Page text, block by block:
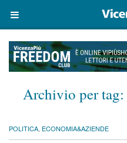
Archivio per tag:
POLITICA, ECONOMIA&AZIENDE